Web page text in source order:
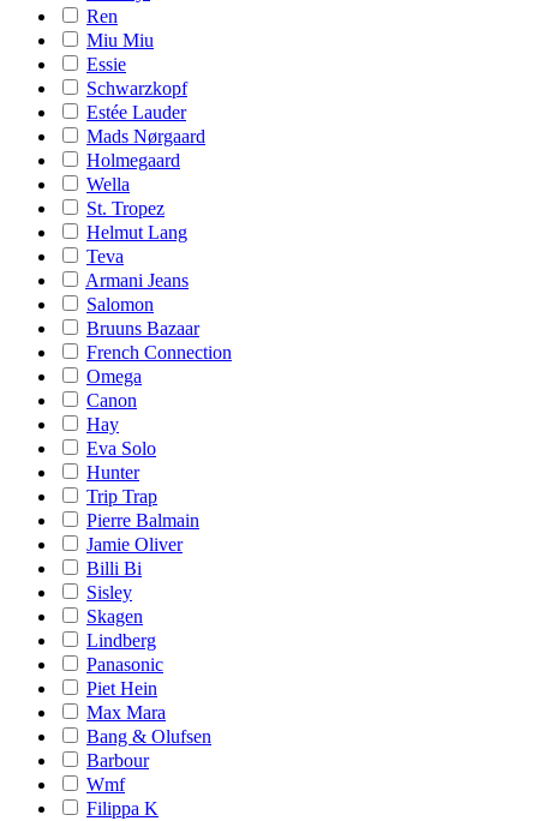
Ren
Miu Miu
Essie
Schwarzkopf
Estée Lauder
Mads Nørgaard
Holmegaard
Wella
St. Tropez
Helmut Lang
Teva
Armani Jeans
Salomon
Bruuns Bazaar
French Connection
Omega
Canon
Hay
Eva Solo
Hunter
Trip Trap
Pierre Balmain
Jamie Oliver
Billi Bi
Sisley
Skagen
Lindberg
Panasonic
Piet Hein
Max Mara
Bang & Olufsen
Barbour
Wmf
Filippa K